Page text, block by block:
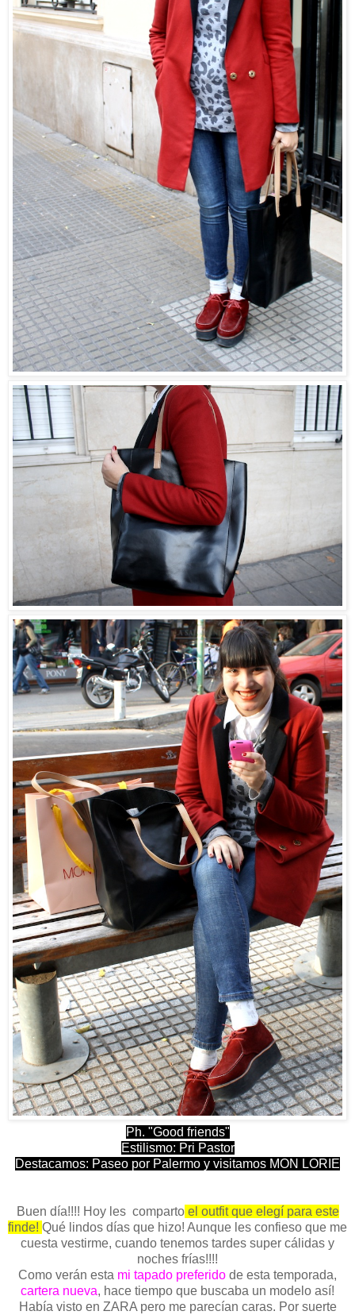
Ph. "Good friends"
Estilismo: Pri Pastor
Destacamos: Paseo por Palermo y visitamos MON LORIE
Buen día!!!! Hoy les compartoel outfit que elegí para este
finde! Qué lindos días que hizo! Aunque les confieso que me
cuesta vestirme, cuando tenemos tardes super cálidas y
noches frías!!!!
Como verán esta mi tapado preferido de esta temporada,
cartera nueva, hace tiempo que buscaba un modelo así!
Había visto en ZARA pero me parecían caras. Por suerte